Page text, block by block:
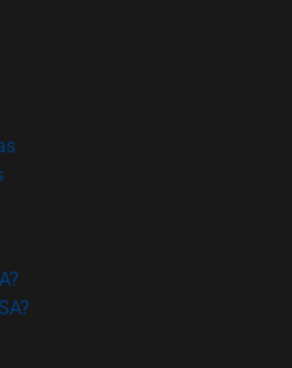
ventana)
(abre en nueva ventana)
(abre en nueva ventana)